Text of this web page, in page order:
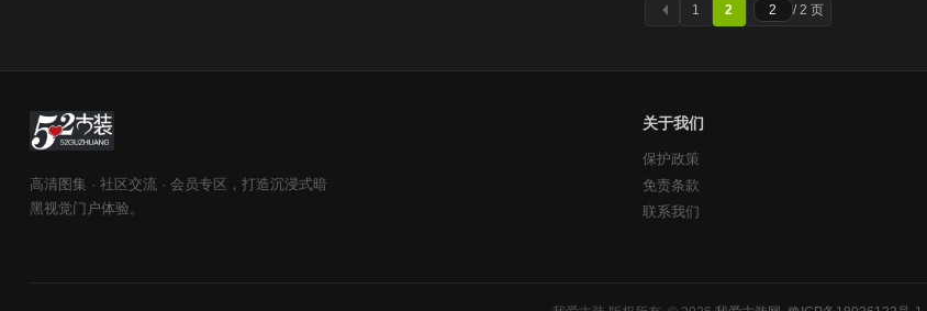
1 2 / 2 页
高清图集 · 社区交流 · 会员专区，打造沉浸式暗
黑视觉门户体验。
关于我们
保护政策
免责条款
联系我们